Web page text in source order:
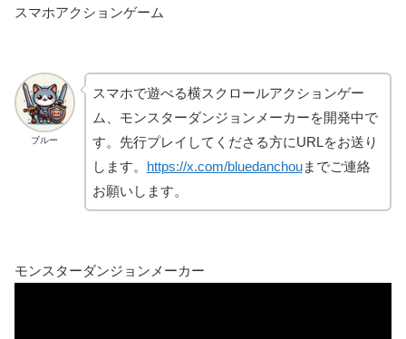
スマホアクションゲーム
ブルー
スマホで遊べる横スクロールアクションゲー
ム、モンスターダンジョンメーカーを開発中で
す。先行プレイしてくださる方にURLをお送り
します。 https://x.com/bluedanchouまでご連絡
お願いします。
モンスターダンジョンメーカー